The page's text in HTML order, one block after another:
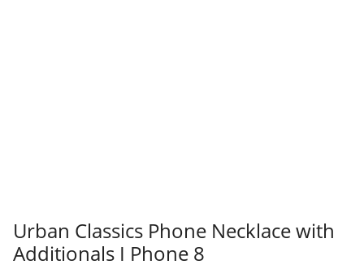
Urban Classics Phone Necklace with
Additionals I Phone 8